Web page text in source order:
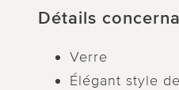
Détails
Verre
Élégant style